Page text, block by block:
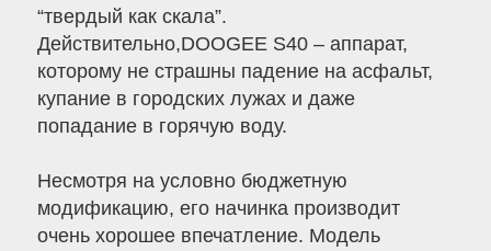
“твердый как скала”.
Действительно,DOOGEE S40 – аппарат,
которому не страшны падение на асфальт,
купание в городских лужах и даже
попадание в горячую воду.
Несмотря на условно бюджетную
модификацию, его начинка производит
очень хорошее впечатление. Модель